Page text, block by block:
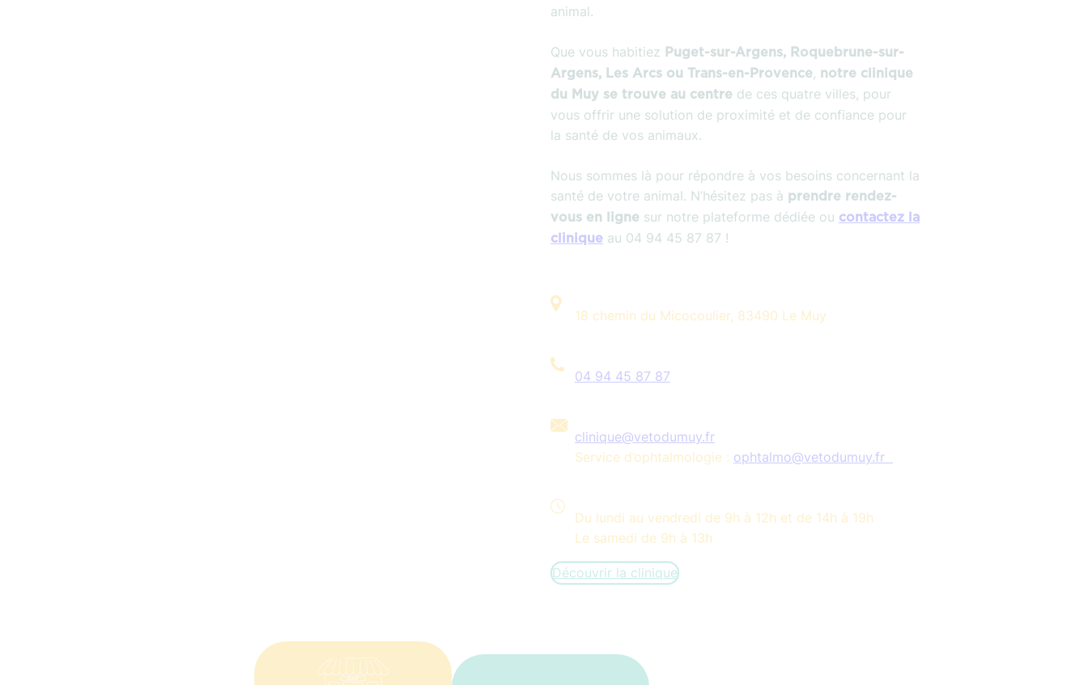
animal.
Que vous habitiez
Puget-sur-Argens, Roquebrune-sur-
Argens, Les Arcs ou Trans-en-Provence, notre clinique
du Muy se trouve au centre de ces quatre villes, pour
vous offrir une solution de proximité et de confiance pour
la santé de vos animaux.
Nous sommes là pour répondre à vos besoins concernant la
santé de votre animal. N’hésitez pas à prendre rendez-
vous en ligne sur notre plateforme dédiée ou contactez la
clinique au 04 94 45 87 87 !
18 chemin du Micocoulier, 83490 Le Muy
04 94 45 87 87
clinique@vetodumuy.fr
Service d’ophtalmologie : ophtalmo@vetodumuy.fr
Du lundi au vendredi de 9h à 12h et de 14h à 19h
Le samedi de 9h à 13h
Découvrir la clinique